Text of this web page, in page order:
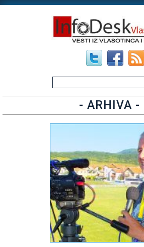
- ARHIVA -